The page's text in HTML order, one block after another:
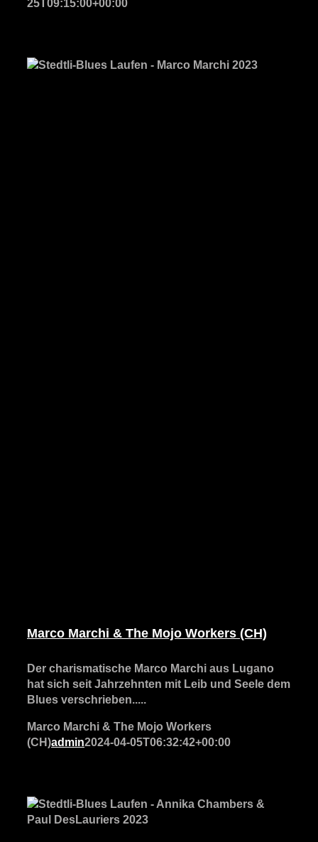
25T09:15:00+00:00
Marco Marchi & The Mojo Workers (CH)
Der charismatische Marco Marchi aus Lugano
hat sich seit Jahrzehnten mit Leib und Seele dem
Blues verschrieben.....
Marco Marchi & The Mojo Workers
(CH)admin2024-04-05T06:32:42+00:00